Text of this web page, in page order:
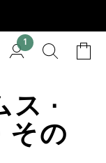
1
ス ·
その